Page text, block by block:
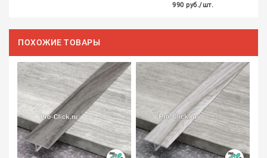
990 руб./шт.
ПОХОЖИЕ ТОВАРЫ